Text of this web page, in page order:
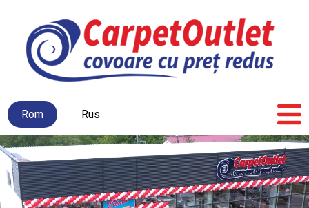
Prima
Rom Rus